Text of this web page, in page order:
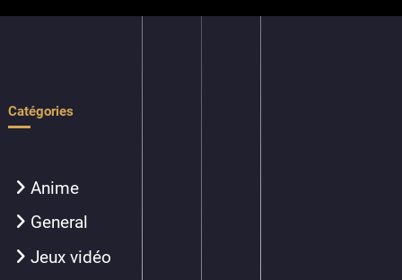
Catégories
Anime
General
Jeux vidéo